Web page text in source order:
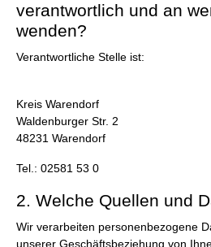
verantwortlich und an
wenden?
Verantwortliche Stelle ist:
Kreis Warendorf
Waldenburger Str. 2
48231 Warendorf
Tel.: 02581 53 0
2. Welche Quellen und
Wir verarbeiten personenbezogene
unserer Geschäftsbeziehung von